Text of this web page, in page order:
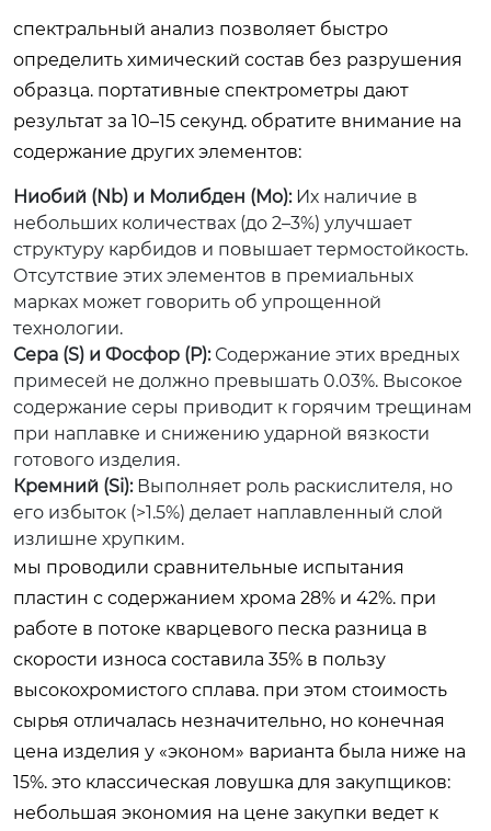
спектральный анализ позволяет быстро
определить химический состав без разрушения
образца. портативные спектрометры дают
результат за 10–15 секунд. обратите внимание на
содержание других элементов:
Ниобий (Nb) и Молибден (Mo):Их наличие в
небольших количествах (до 2–3%) улучшает
структуру карбидов и повышает термостойкость.
Отсутствие этих элементов в премиальных
марках может говорить об упрощенной
технологии.
Сера (S) и Фосфор (P):Содержание этих вредных
примесей не должно превышать 0.03%. Высокое
содержание серы приводит к горячим трещинам
при наплавке и снижению ударной вязкости
готового изделия.
Кремний (Si):Выполняет роль раскислителя, но
его избыток (>1.5%) делает наплавленный слой
излишне хрупким.
мы проводили сравнительные испытания
пластин с содержанием хрома 28% и 42%. при
работе в потоке кварцевого песка разница в
скорости износа составила 35% в пользу
высокохромистого сплава. при этом стоимость
сырья отличалась незначительно, но конечная
цена изделия у «эконом» варианта была ниже на
15%. это классическая ловушка для закупщиков:
небольшая экономия на цене закупки ведет к